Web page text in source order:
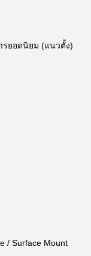
รยอดนิยม (แนวตั้ง)
/ Surface Mount